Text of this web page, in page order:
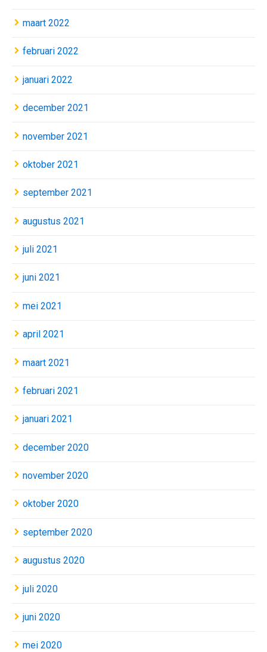
maart 2022
februari 2022
januari 2022
december 2021
november 2021
oktober 2021
september 2021
augustus 2021
juli 2021
juni 2021
mei 2021
april 2021
maart 2021
februari 2021
januari 2021
december 2020
november 2020
oktober 2020
september 2020
augustus 2020
juli 2020
juni 2020
mei 2020